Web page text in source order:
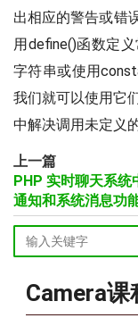
出相应的警告或错
用define()函数定
字符串或使用
我们就可以使用它
中解决调用未定义
上一篇
PHP 实时聊天系统
通知和系统消息功
Camera课